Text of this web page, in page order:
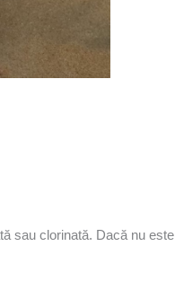
sau clorinată. Dacă nu este